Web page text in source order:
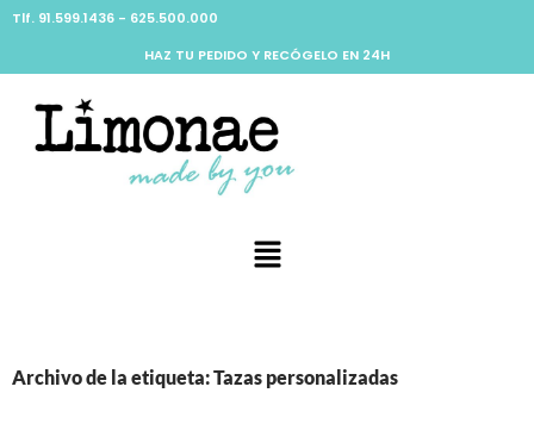
Tlf. 91.599.1436 - 625.500.000
HAZ TU PEDIDO Y RECÓGELO EN 24H
Archivo de la etiqueta: Tazas personalizadas